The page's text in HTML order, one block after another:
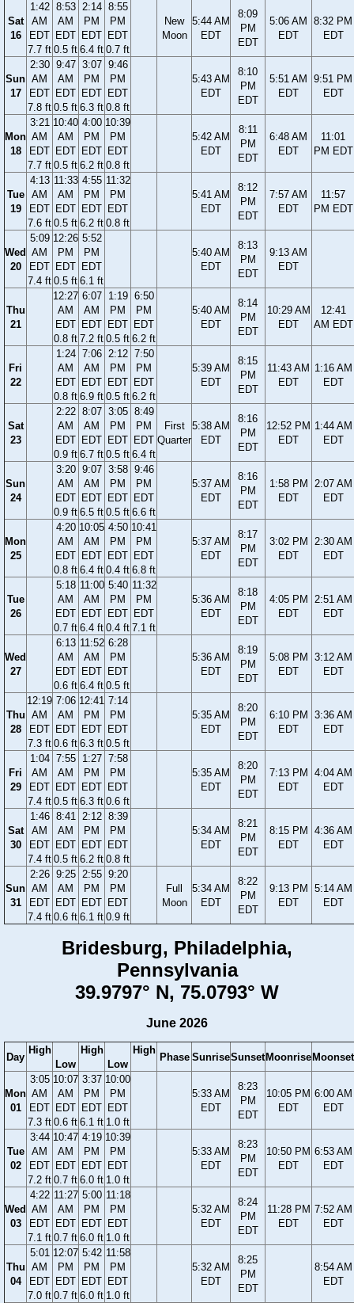
Sat
16
1:42
AM
EDT
7.7 ft
8:53
AM
EDT
0.5 ft
2:14
PM
EDT
6.4 ft
8:55
PM
EDT
0.7 ft
New
Moon
5:44 AM
EDT
8:09
PM
EDT
5:06 AM
EDT
8:32 PM
EDT
Sun
17
2:30
AM
EDT
7.8 ft
9:47
AM
EDT
0.5 ft
3:07
PM
EDT
6.3 ft
9:46
PM
EDT
0.8 ft
5:43 AM
EDT
8:10
PM
EDT
5:51 AM
EDT
9:51 PM
EDT
Mon
18
3:21
AM
EDT
7.7 ft
10:40
AM
EDT
0.5 ft
4:00
PM
EDT
6.2 ft
10:39
PM
EDT
0.8 ft
5:42 AM
EDT
8:11
PM
EDT
6:48 AM
EDT
11:01
PM EDT
Tue
19
4:13
AM
EDT
7.6 ft
11:33
AM
EDT
0.5 ft
4:55
PM
EDT
6.2 ft
11:32
PM
EDT
0.8 ft
5:41 AM
EDT
8:12
PM
EDT
7:57 AM
EDT
11:57
PM EDT
Wed
20
5:09
AM
EDT
7.4 ft
12:26
PM
EDT
0.5 ft
5:52
PM
EDT
6.1 ft
5:40 AM
EDT
8:13
PM
EDT
9:13 AM
EDT
Thu
21
12:27
AM
EDT
0.8 ft
6:07
AM
EDT
7.2 ft
1:19
PM
EDT
0.5 ft
6:50
PM
EDT
6.2 ft
5:40 AM
EDT
8:14
PM
EDT
10:29 AM
EDT
12:41
AM EDT
Fri
22
1:24
AM
EDT
0.8 ft
7:06
AM
EDT
6.9 ft
2:12
PM
EDT
0.5 ft
7:50
PM
EDT
6.2 ft
5:39 AM
EDT
8:15
PM
EDT
11:43 AM
EDT
1:16 AM
EDT
Sat
23
2:22
AM
EDT
0.9 ft
8:07
AM
EDT
6.7 ft
3:05
PM
EDT
0.5 ft
8:49
PM
EDT
6.4 ft
First
Quarter
5:38 AM
EDT
8:16
PM
EDT
12:52 PM
EDT
1:44 AM
EDT
Sun
24
3:20
AM
EDT
0.9 ft
9:07
AM
EDT
6.5 ft
3:58
PM
EDT
0.5 ft
9:46
PM
EDT
6.6 ft
5:37 AM
EDT
8:16
PM
EDT
1:58 PM
EDT
2:07 AM
EDT
Mon
25
4:20
AM
EDT
0.8 ft
10:05
AM
EDT
6.4 ft
4:50
PM
EDT
0.4 ft
10:41
PM
EDT
6.8 ft
5:37 AM
EDT
8:17
PM
EDT
3:02 PM
EDT
2:30 AM
EDT
Tue
26
5:18
AM
EDT
0.7 ft
11:00
AM
EDT
6.4 ft
5:40
PM
EDT
0.4 ft
11:32
PM
EDT
7.1 ft
5:36 AM
EDT
8:18
PM
EDT
4:05 PM
EDT
2:51 AM
EDT
Wed
27
6:13
AM
EDT
0.6 ft
11:52
AM
EDT
6.4 ft
6:28
PM
EDT
0.5 ft
5:36 AM
EDT
8:19
PM
EDT
5:08 PM
EDT
3:12 AM
EDT
Thu
28
12:19
AM
EDT
7.3 ft
7:06
AM
EDT
0.6 ft
12:41
PM
EDT
6.3 ft
7:14
PM
EDT
0.5 ft
5:35 AM
EDT
8:20
PM
EDT
6:10 PM
EDT
3:36 AM
EDT
Fri
29
1:04
AM
EDT
7.4 ft
7:55
AM
EDT
0.5 ft
1:27
PM
EDT
6.3 ft
7:58
PM
EDT
0.6 ft
5:35 AM
EDT
8:20
PM
EDT
7:13 PM
EDT
4:04 AM
EDT
Sat
30
1:46
AM
EDT
7.4 ft
8:41
AM
EDT
0.5 ft
2:12
PM
EDT
6.2 ft
8:39
PM
EDT
0.8 ft
5:34 AM
EDT
8:21
PM
EDT
8:15 PM
EDT
4:36 AM
EDT
Sun
31
2:26
AM
EDT
7.4 ft
9:25
AM
EDT
0.6 ft
2:55
PM
EDT
6.1 ft
9:20
PM
EDT
0.9 ft
Full
Moon
5:34 AM
EDT
8:22
PM
EDT
9:13 PM
EDT
5:14 AM
EDT
Bridesburg, Philadelphia,
Pennsylvania
39.9797° N, 75.0793° W
June 2026
Day
High
Low
High
Low
High
Phase SunriseSunsetMoonriseMoonset
Mon
01
3:05
AM
EDT
7.3 ft
10:07
AM
EDT
0.6 ft
3:37
PM
EDT
6.1 ft
10:00
PM
EDT
1.0 ft
5:33 AM
EDT
8:23
PM
EDT
10:05 PM
EDT
6:00 AM
EDT
Tue
02
3:44
AM
EDT
7.2 ft
10:47
AM
EDT
0.7 ft
4:19
PM
EDT
6.0 ft
10:39
PM
EDT
1.0 ft
5:33 AM
EDT
8:23
PM
EDT
10:50 PM
EDT
6:53 AM
EDT
Wed
03
4:22
AM
EDT
7.1 ft
11:27
AM
EDT
0.7 ft
5:00
PM
EDT
6.0 ft
11:18
PM
EDT
1.0 ft
5:32 AM
EDT
8:24
PM
EDT
11:28 PM
EDT
7:52 AM
EDT
Thu
04
5:01
AM
EDT
7.0 ft
12:07
PM
EDT
0.7 ft
5:42
PM
EDT
6.0 ft
11:58
PM
EDT
1.0 ft
5:32 AM
EDT
8:25
PM
EDT
8:54 AM
EDT